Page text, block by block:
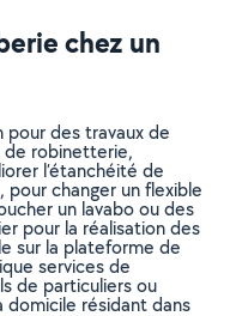
chez un
pour des travaux de
de robinetterie,
l’étanchéité de
changer un flexible
un lavabo ou des
pour la réalisation des
sur la plateforme de
services de
de particuliers ou
domicile résidant dans